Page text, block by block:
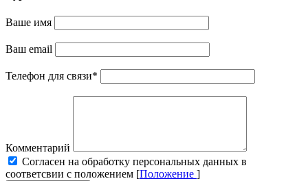
Ваше имя
Ваш email
Телефон для связи*
Комментарий
Cогласен на обработку персональных данных в
соответсвии с положением [Положение ]